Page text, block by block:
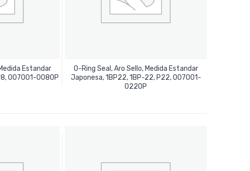
Estandar
007001-0080P
O-Ring Seal, Aro Sello, Medida Estandar
Japonesa, 1BP22, 1BP-22, P22, 007001-
0220P
Leer Más